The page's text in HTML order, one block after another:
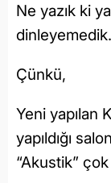
Ne yazık ki
dinleyemedik.
Çünkü,
Yeni yapılan
yapıldığı
“Akustik”